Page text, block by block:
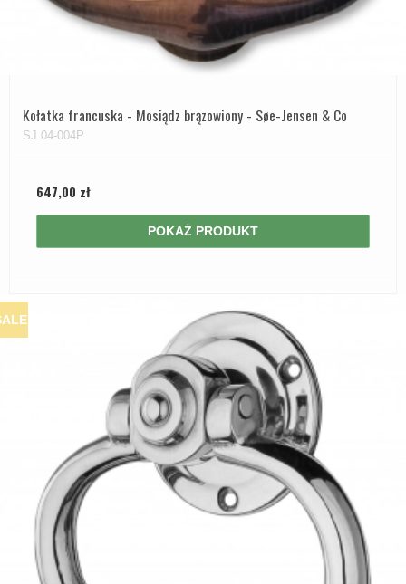
Kołatka francuska - Mosiądz brązowiony - Søe-Jensen & Co
SJ.04-004P
647,00 zł
POKAŻ PRODUKT